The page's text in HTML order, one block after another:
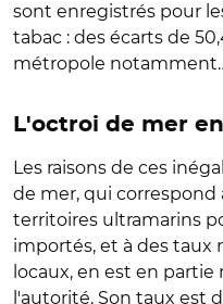
sont enregistrés pour
tabac : des écarts de
métropole
L'octroi de mer
Les raisons de ces
de mer, qui correspond
territoires ultramarins
importés, et à des taux
locaux, en est en
l'autorité. Son taux est